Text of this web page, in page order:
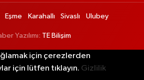
Eşme Karahallı Sivaslı Ulubey
Yazılımı: TE Bilişim
için çerezlerden
için lütfen tıklayın. Gizlilik